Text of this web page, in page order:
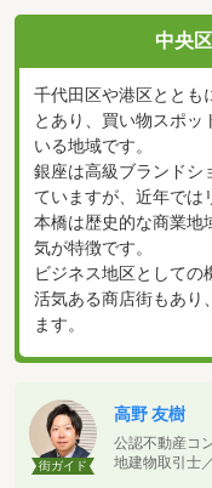
中央
千代田区や港区ととも
とあり、買い物スポッ
いる地域です。
銀座は高級ブランドシ
ていますが、近年では
本橋は歴史的な商業地
気が特徴です。
ビジネス地区としての
活気ある商店街もあり
ます。
街ガイド
高野 友樹
公認不動産コ
地建物取引士